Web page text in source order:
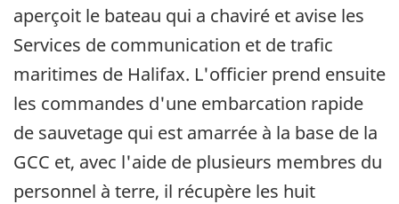
aperçoit le bateau qui a chaviré et avise les
Services de communication et de trafic
maritimes de Halifax. L'officier prend ensuite
les commandes d'une embarcation rapide
de sauvetage qui est amarrée à la base de la
GCC et, avec l'aide de plusieurs membres du
personnel à terre, il récupère les huit